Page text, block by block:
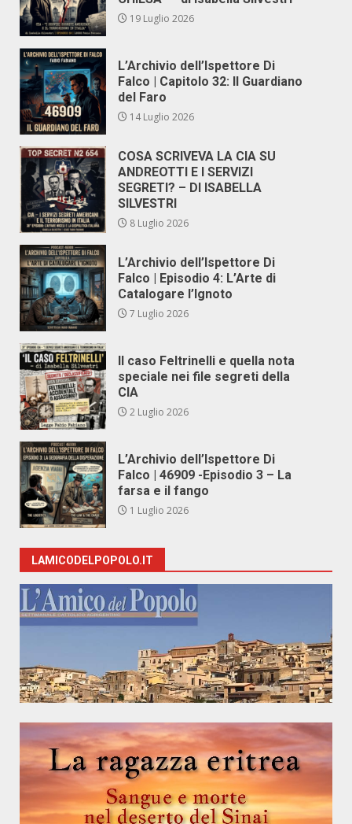
19 Luglio 2026
L’Archivio dell’Ispettore Di
Falco | Capitolo 32: Il Guardiano
del Faro
14 Luglio 2026
COSA SCRIVEVA LA CIA SU
ANDREOTTI E I SERVIZI
SEGRETI? – DI ISABELLA
SILVESTRI
8 Luglio 2026
L’Archivio dell’Ispettore Di
Falco | Episodio 4: L’Arte di
Catalogare l’Ignoto
7 Luglio 2026
Il caso Feltrinelli e quella nota
speciale nei file segreti della
CIA
2 Luglio 2026
L’Archivio dell’Ispettore Di
Falco | 46909 -Episodio 3 – La
farsa e il fango
1 Luglio 2026
LAMICODELPOPOLO.IT